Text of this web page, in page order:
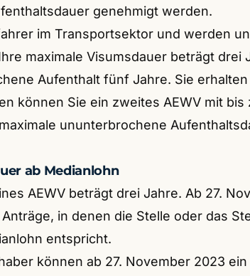
genehmigt werden.
im Transportsektor und werden
maximale Visumsdauer beträgt drei
Aufenthalt fünf Jahre. Sie
können Sie ein zweites AEWV mit
ununterbrochene
ab Medianlohn
AEWV beträgt drei Jahre. Ab 27.
in denen die Stelle oder das
entspricht.
können ab 27. November 2023